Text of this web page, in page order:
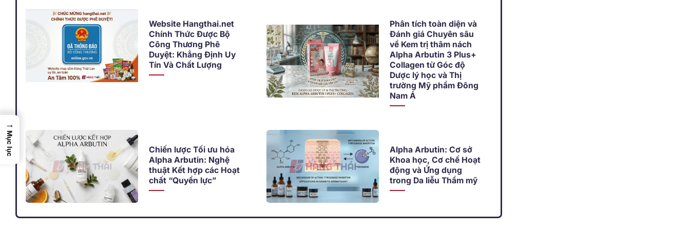
Website Hangthai.net
Chính Thức Được Bộ
Công Thương Phê
Duyệt: Khẳng Định Uy
Tín Và Chất Lượng
Phân tích toàn diện và
Đánh giá Chuyên sâu
về Kem trị thâm nách
Alpha Arbutin 3 Plus+
Collagen từ Góc độ
Dược lý học và Thị
trường Mỹ phẩm Đông
Nam Á
Chiến lược Tối ưu hóa
Alpha Arbutin: Nghệ
thuật Kết hợp các Hoạt
chất “Quyền lực”
Alpha Arbutin: Cơ sở
Khoa học, Cơ chế Hoạt
động và Ứng dụng
trong Da liễu Thẩm mỹ
→
Mục lục